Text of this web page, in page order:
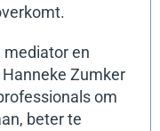
mediator en
Zumker
om
beter te